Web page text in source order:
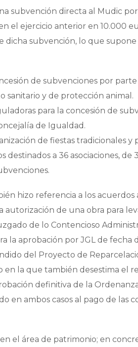
subvención directa al Mudic
el ejercicio anterior en 10.000
dicha subvención, lo que
de subvenciones por
sanitario y de protección animal.
para la concesión de
de Igualdad.
de fiestas tradicionales y
a 36 asociaciones, de
hizo referencia a los acuerdos
autorización de una obra para
de lo Contencioso
aprobación por JGL de fecha
del Proyecto de
la que también desestima el
definitiva de la
en ambos casos al pago de las
el área de patrimonio; en